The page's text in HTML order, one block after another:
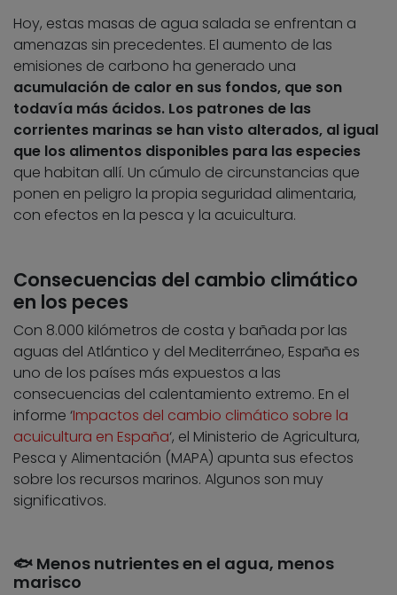
Hoy, estas masas de agua salada se enfrentan a
amenazas sin precedentes. El aumento de las
emisiones de carbono ha generado una
acumulación de calor en sus fondos, que son
todavía más ácidos. Los patrones de las
corrientes marinas se han visto alterados, al igual
que los alimentos disponibles para las especies
que habitan allí. Un cúmulo de circunstancias que
ponen en peligro la propia seguridad alimentaria,
con efectos en la pesca y la acuicultura.
Consecuencias del cambio climático
en los peces
Con 8.000 kilómetros de costa y bañada por las
aguas del Atlántico y del Mediterráneo, España es
uno de los países más expuestos a las
consecuencias del calentamiento extremo. En el
informe ‘Impactos del cambio climático sobre la
acuicultura en España‘, el Ministerio de Agricultura,
Pesca y Alimentación (MAPA) apunta sus efectos
sobre los recursos marinos. Algunos son muy
significativos.
🐟 Menos nutrientes en el agua, menos
marisco